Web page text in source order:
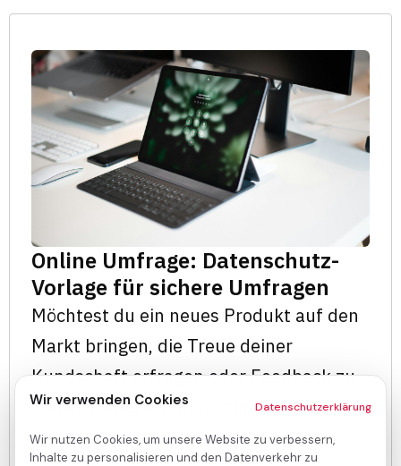
Online Umfrage: Datenschutz-
Vorlage für sichere Umfragen
Möchtest du ein neues Produkt auf den
Markt bringen, die Treue deiner
Kundschaft erfragen oder Feedback zu
deiner Marke erhalten, sind Online
Umfragen vermutlich deine
Wir verwenden Cookies Datenschutzerklärung
Wir nutzen Cookies, um unsere Website zu verbessern,
Inhalte zu personalisieren und den Datenverkehr zu